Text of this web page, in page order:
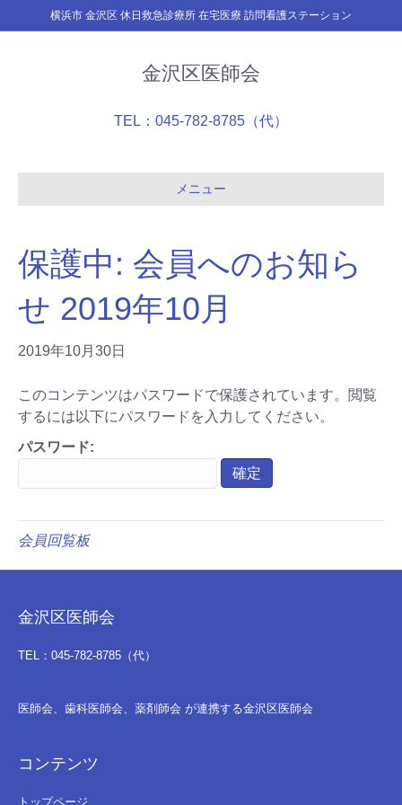
横浜市 金沢区 休日救急診療所 在宅医療 訪問看護ステーション
金沢区医師会
TEL：045-782-8785（代）
メニュー
保護中: 会員へのお知ら
せ 2019年10月
2019年10月30日
このコンテンツはパスワードで保護されています。閲覧
するには以下にパスワードを入力してください。
パスワード:
会員回覧板
金沢区医師会
TEL：045-782-8785（代）
医師会、歯科医師会、薬剤師会 が連携する金沢区医師会
コンテンツ
トップページ